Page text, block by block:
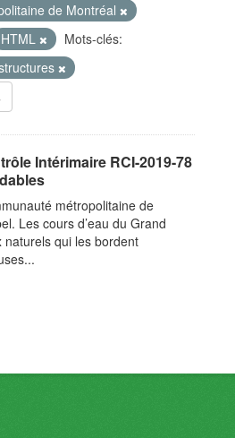
de Montréal
HTML
Mots-clés:
Intérimaire RCI-2019-78
métropolitaine de
Les cours d’eau du Grand
naturels qui les bordent